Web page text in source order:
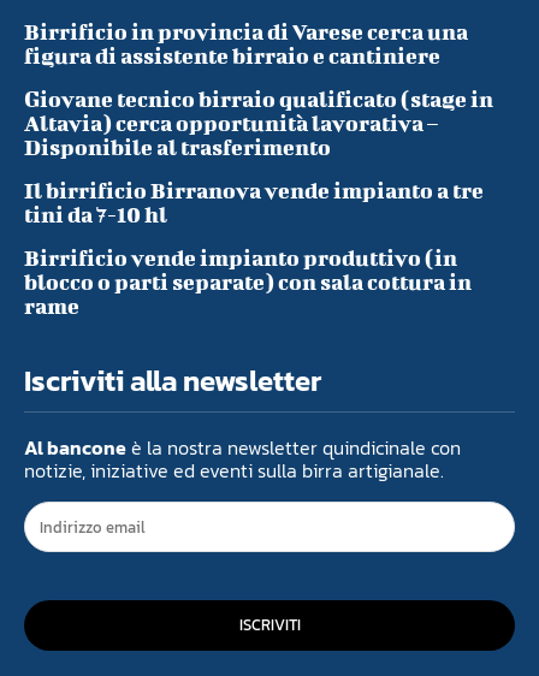
Birrificio in provincia di Varese cerca una
figura di assistente birraio e cantiniere
Giovane tecnico birraio qualificato (stage in
Altavia) cerca opportunità lavorativa –
Disponibile al trasferimento
Il birrificio Birranova vende impianto a tre
tini da 7-10 hl
Birrificio vende impianto produttivo (in
blocco o parti separate) con sala cottura in
rame
Iscriviti alla newsletter
Al banconeè la nostra newsletter quindicinale con
notizie, iniziative ed eventi sulla birra artigianale.
ISCRIVITI